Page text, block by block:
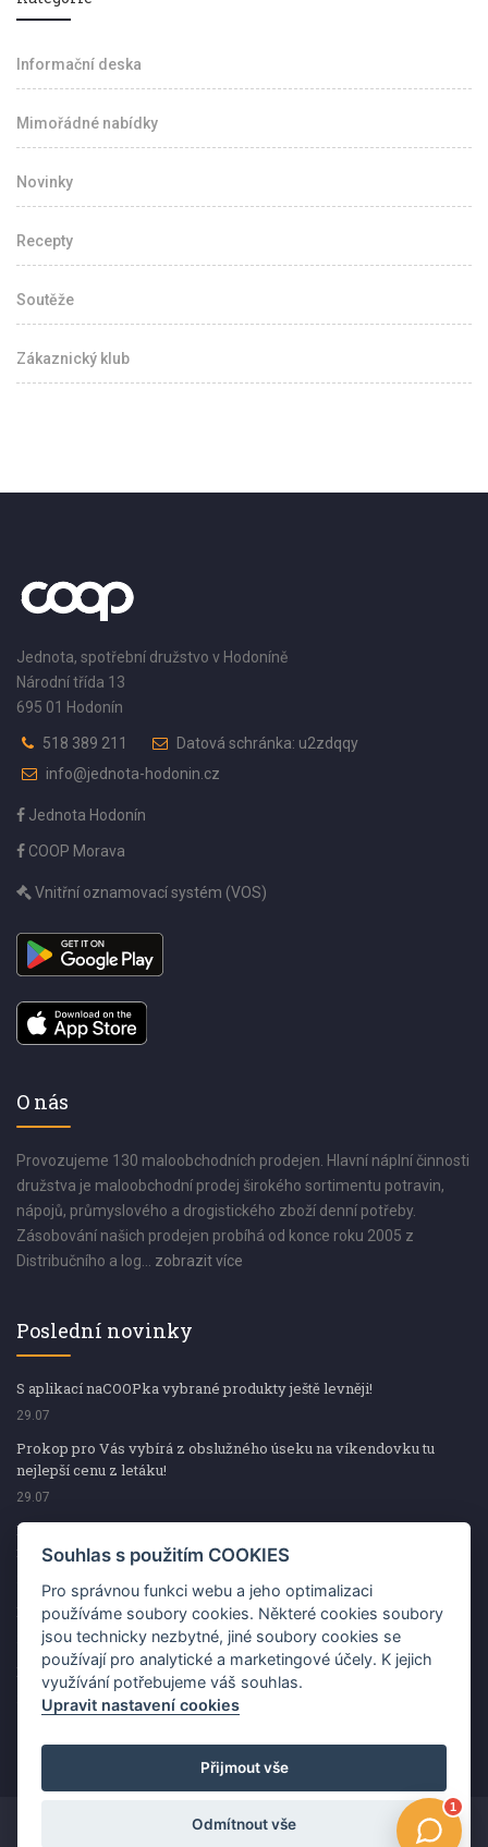
Informační deska
Mimořádné nabídky
Novinky
Recepty
Soutěže
Zákaznický klub
Jednota, spotřební družstvo v Hodoníně
Národní třída 13
695 01 Hodonín
518 389 211
Datová schránka: u2zdqqy
info@jednota-hodonin.cz
Jednota Hodonín
COOP Morava
Vnitřní oznamovací systém (VOS)
O nás
Provozujeme 130 maloobchodních prodejen. Hlavní náplní činnosti
družstva je maloobchodní prodej širokého sortimentu potravin,
nápojů, průmyslového a drogistického zboží denní potřeby.
Zásobování našich prodejen probíhá od konce roku 2005 z
Distribučního a log... zobrazit více
Poslední novinky
S aplikací naCOOPka vybrané produkty ještě levněji!
29.07
Prokop pro Vás vybírá z obslužného úseku na víkendovku tu
nejlepší cenu z letáku!
29.07
Prokop pro Vás vybírá z obslužného úseku na víkendovku tu
nejlepší cenu z letáku!
Kup špekáčky od Váhaly a vyhraj s naCOOPkou sekerku Fiskars
29.07
Prokop pro Vás vybírá na víkendovku ty nejlepší ceny z letáku!
29.07
Copyright ©2026 Jednota, spotřební družstvo v Hodoníně
Souhlas s použitím COOKIES
Pro správnou funkci webu a jeho optimalizaci
používáme soubory cookies. Některé cookies soubory
jsou technicky nezbytné, jiné soubory cookies se
používají pro analytické a marketingové účely. K jejich
využívání potřebujeme váš souhlas.
Upravit nastavení cookies
Přijmout vše
Odmítnout vše